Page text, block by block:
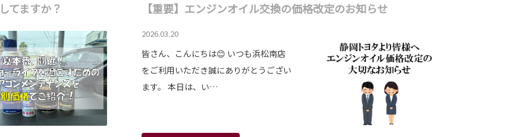
てますか？ 【重要】エンジンオイル交換の価格改定のお知らせ
2026.03.20
皆さん、こんにちは😊 いつも浜松南店
をご利用いただき誠にありがとうござい
ます。 本日は、い…